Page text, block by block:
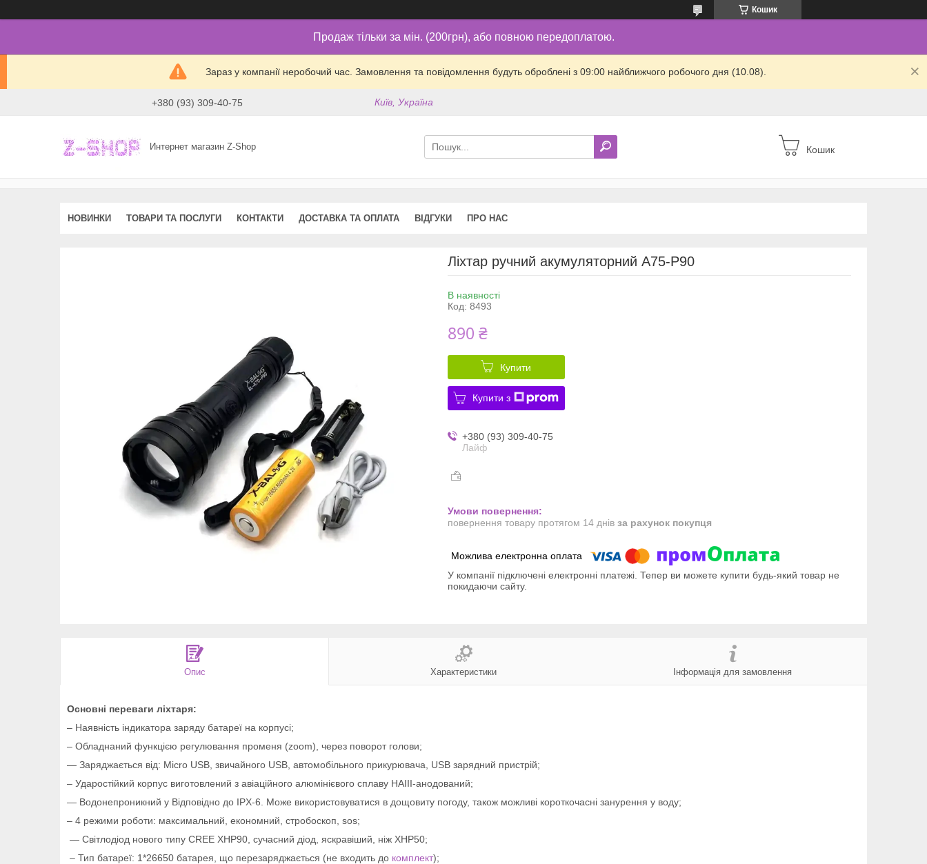
Кошик
Продаж тільки за мін. (200грн), або повною передоплатою.
Зараз у компанії неробочий час. Замовлення та повідомлення будуть оброблені з 09:00 найближчого робочого дня (10.08).
+380 (93) 309-40-75 Київ, Україна
Интернет магазин Z-Shop Кошик
НОВИНКИ ТОВАРИ ТА ПОСЛУГИ КОНТАКТИ ДОСТАВКА ТА ОПЛАТА ВІДГУКИ ПРО НАС
Ліхтар ручний акумуляторний A75-P90
В наявності
Код: 8493
890 ₴
Купити
Купити з
+380 (93) 309-40-75
Лайф
повернення товару протягом 14 днів за рахунок покупця
У компанії підключені електронні платежі. Тепер ви можете купити будь-який товар не
покидаючи сайту.
Опис Характеристики Інформація для замовлення
Основні переваги ліхтаря:
– Наявність індикатора заряду батареї на корпусі;
– Обладнаний функцією регулювання променя (zoom), через поворот голови;
— Заряджається від: Micro USB, звичайного USB, автомобільного прикурювача, USB зарядний пристрій;
– Ударостійкий корпус виготовлений з авіаційного алюмінієвого сплаву HAIII-анодований;
— Водонепроникний у Відповідно до IPX-6. Може використовуватися в дощовиту погоду, також можливі короткочасні занурення у воду;
– 4 режими роботи: максимальний, економний, стробоскоп, sos;
— Світлодіод нового типу CREE XHP90, сучасний діод, яскравіший, ніж XHP50;
– Тип батареї: 1*26650 батарея, що перезаряджається (не входить до комплект);